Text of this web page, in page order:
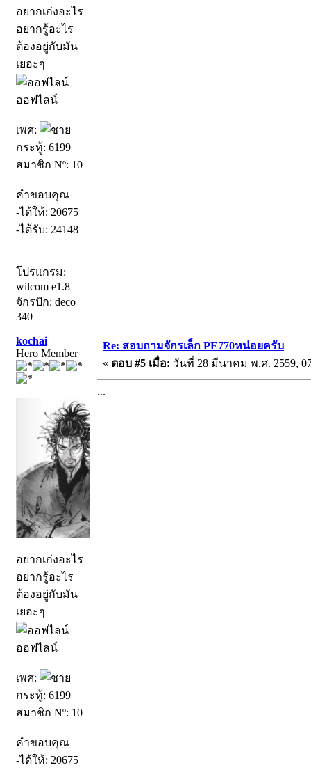
อยากเก่งอะไร
อยากรู้อะไร
ต้องอยู่กับมัน
เยอะๆ
ออฟไลน์
เพศ:
กระทู้: 6199
สมาชิก Nº: 10
คำขอบคุณ
-ได้ให้: 20675
-ได้รับ: 24148
โปรแกรม:
wilcom e1.8
จักรปัก: deco
340
kochai
Hero Member
อยากเก่งอะไร
อยากรู้อะไร
ต้องอยู่กับมัน
เยอะๆ
ออฟไลน์
เพศ:
กระทู้: 6199
สมาชิก Nº: 10
คำขอบคุณ
-ได้ให้: 20675
Re: สอบถามจักรเล็ก PE770หน่อยครับ
« ตอบ #5 เมื่อ: วันที่ 28 มีนาคม พ.ศ. 2559,
...